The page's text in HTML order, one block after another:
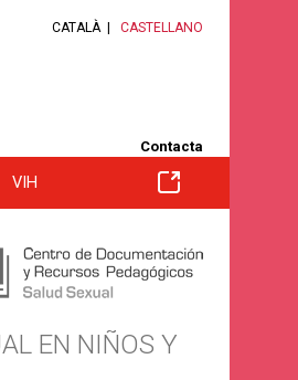
CATALÀ CASTELLANO
Contacta
VIH
EN NIÑOS Y